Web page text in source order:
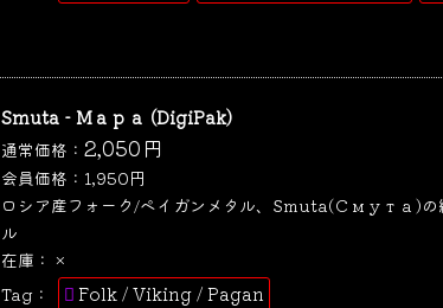
Smuta - Мара (DigiPak)
通常価格： 2,050 円
会員価格： 1,950円
ロシア産フォーク/ペイガンメタル、Smuta(Смута)の
ル
在庫： ×
Tag：
Folk / Viking / Pagan